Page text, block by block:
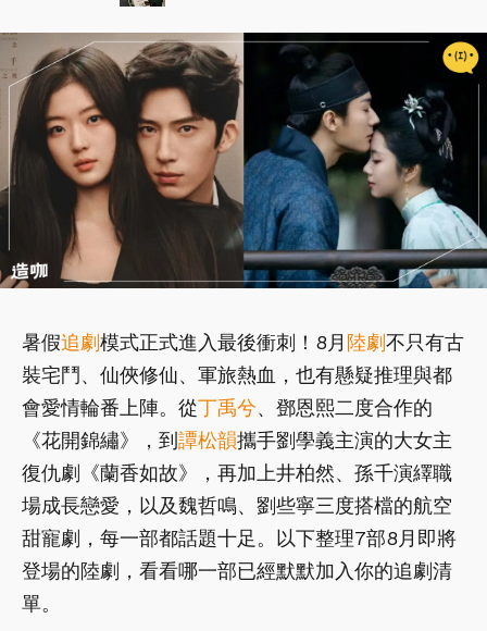
暑假追劇模式正式進入最後衝刺！8月 陸劇不只有古
裝宅鬥、仙俠修仙、軍旅熱血，也有懸疑推理與都
會愛情輪番上陣。從丁禹兮、鄧恩熙二度合作的
《花開錦繡》，到譚松韻攜手劉學義主演的大女主
復仇劇《蘭香如故》，再加上井柏然、孫千演繹職
場成長戀愛，以及魏哲鳴、劉些寧三度搭檔的航空
甜寵劇，每一部都話題十足。以下整理7部8月即將
登場的陸劇，看看哪一部已經默默加入你的追劇清
單。